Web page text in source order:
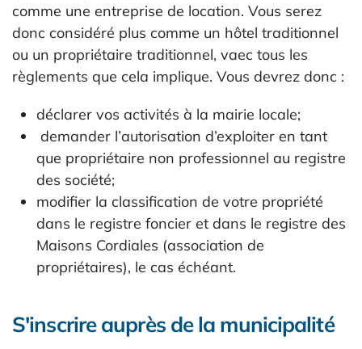
comme une entreprise de location. Vous serez
donc considéré plus comme un hôtel traditionnel
ou un propriétaire traditionnel, vaec tous les
règlements que cela implique. Vous devrez donc :
déclarer vos activités à la mairie locale;
demander l’autorisation d’exploiter en tant
que propriétaire non professionnel au registre
des société;
modifier la classification de votre propriété
dans le registre foncier et dans le registre des
Maisons Cordiales (association de
propriétaires), le cas échéant.
S'inscrire auprès de la municipalité